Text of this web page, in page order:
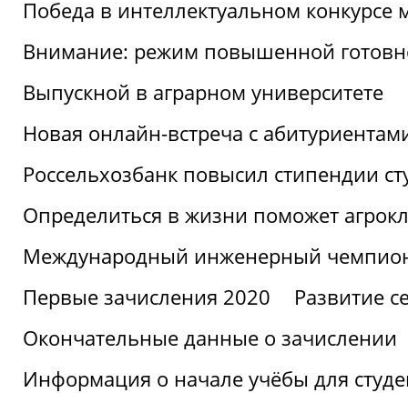
Победа в интеллектуальном конкурсе
Внимание: режим повышенной
Выпускной в аграрном университете
Новая онлайн-встреча с
Россельхозбанк повысил стипендии
Определиться в жизни поможет
Международный инженерный
Первые зачисления 2020
Развитие
Окончательные данные о зачислении
Информация о начале учёбы для